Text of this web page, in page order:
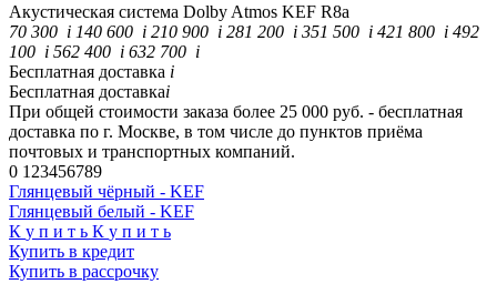
Акустическая система Dolby Atmos KEF R8a
70 300 i 140 600 i 210 900 i 281 200 i 351 500 i 421 800 i 492
100 i 562 400 i 632 700 i
Бесплатная доставка i
Бесплатная доставкаi
При общей стоимости заказа более 25 000 руб. - бесплатная
доставка по г. Москве, в том числе до пунктов приёма
почтовых и транспортных компаний.
0 1 23456789
Глянцевый чёрный - KEF
Глянцевый белый - KEF
К у п и т ь К у п и т ь
Купить в кредит
Купить в рассрочку